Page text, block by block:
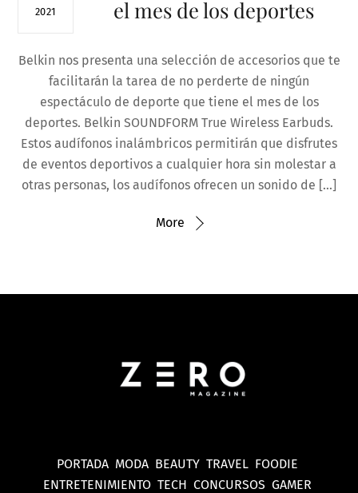
2021
el mes de los deportes
Belkin nos presenta una selección de accesorios que te
facilitarán la tarea de no perderte de ningún
espectáculo de deporte que tiene el mes de los
deportes. Belkin SOUNDFORM True Wireless Earbuds.
Estos audífonos inalámbricos permitirán que disfrutes
de eventos deportivos a cualquier hora sin molestar a
otras personas, los audífonos ofrecen un sonido de […]
More
PORTADA MODA BEAUTY TRAVEL FOODIE
ENTRETENIMIENTO TECH CONCURSOS GAMER